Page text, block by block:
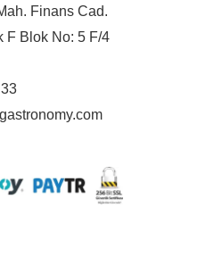
Finans Cad.
F Blok No: 5 F/4